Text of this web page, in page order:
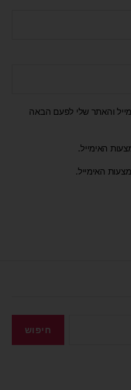
והאתר שלי לפעם הבאה
האימייל.
האימייל.